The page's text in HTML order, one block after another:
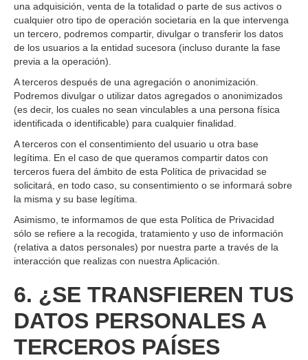
una adquisición, venta de la totalidad o parte de sus activos o
cualquier otro tipo de operación societaria en la que intervenga
un tercero, podremos compartir, divulgar o transferir los datos
de los usuarios a la entidad sucesora (incluso durante la fase
previa a la operación).
A terceros después de una agregación o anonimización.
Podremos divulgar o utilizar datos agregados o anonimizados
(es decir, los cuales no sean vinculables a una persona física
identificada o identificable) para cualquier finalidad.
A terceros con el consentimiento del usuario u otra base
legítima. En el caso de que queramos compartir datos con
terceros fuera del ámbito de esta Política de privacidad se
solicitará, en todo caso, su consentimiento o se informará sobre
la misma y su base legítima.
Asimismo, te informamos de que esta Política de Privacidad
sólo se refiere a la recogida, tratamiento y uso de información
(relativa a datos personales) por nuestra parte a través de la
interacción que realizas con nuestra Aplicación.
6. ¿SE TRANSFIEREN TUS
DATOS PERSONALES A
TERCEROS PAÍSES